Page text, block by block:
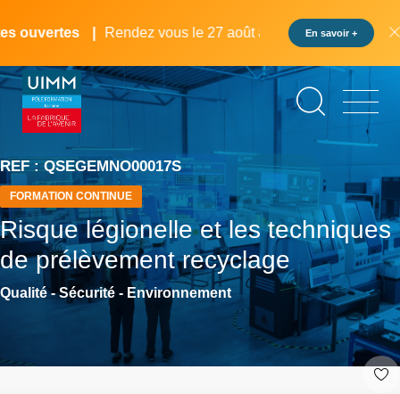
au
principal
ouvertes Rendez vous le 27 août au pôle formation UIMM
En savoir +
REF : QSEGEMNO00017S
FORMATION CONTINUE
Risque légionelle et les techniques
de prélèvement recyclage
Qualité - Sécurité - Environnement